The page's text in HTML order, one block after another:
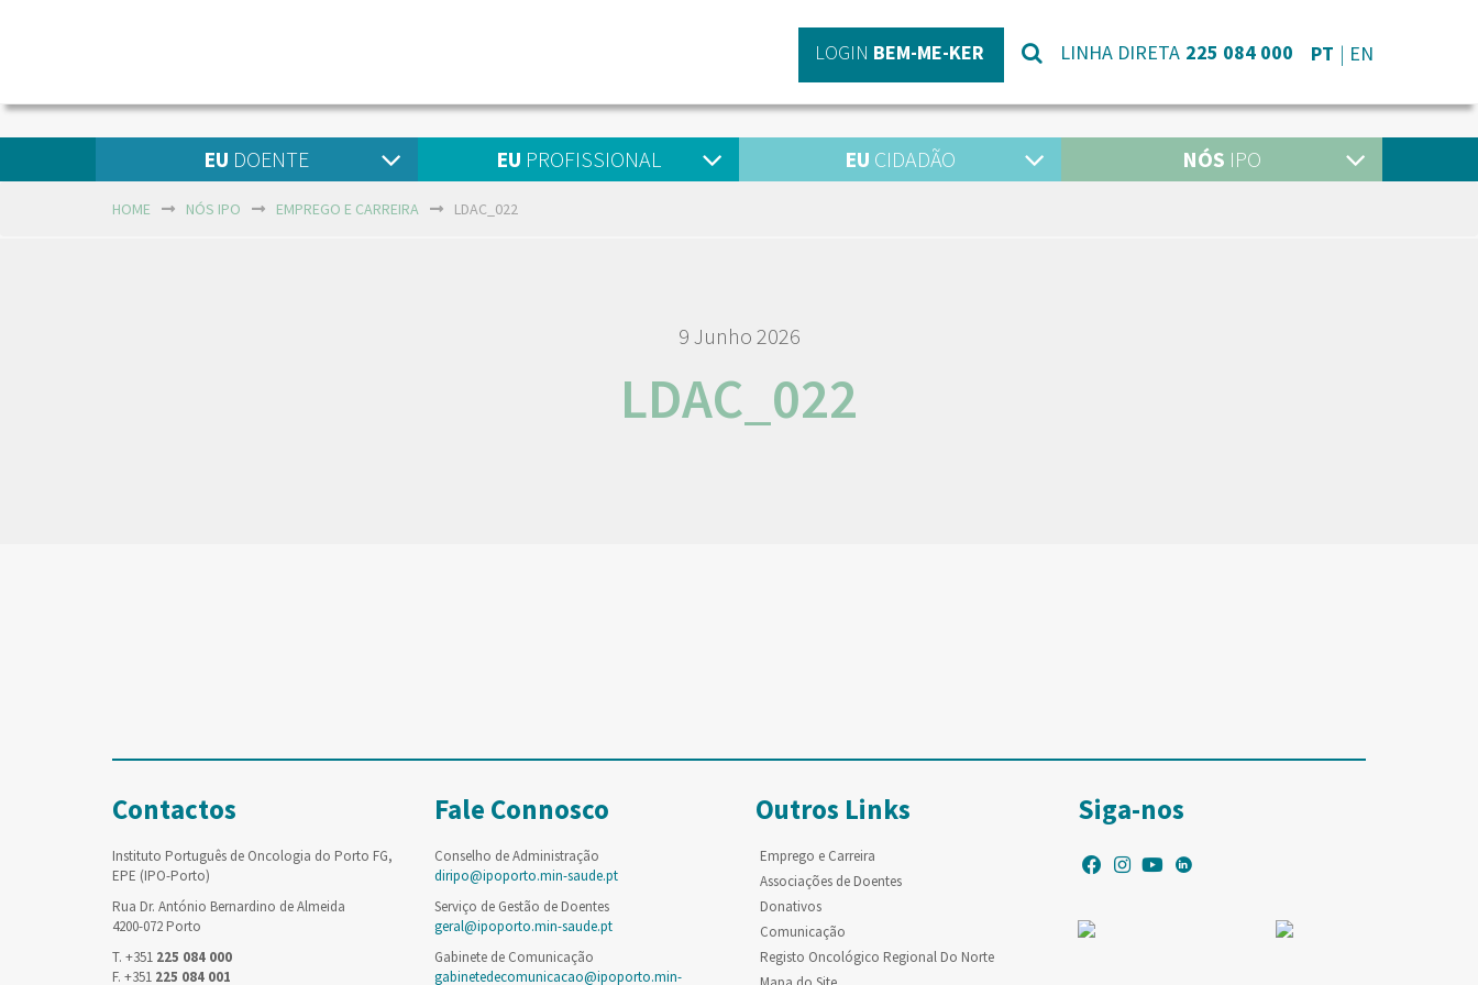
LOGIN BEM-ME-KER LINHA DIRETA 225 084 000 PT EN
EU DOENTE EU PROFISSIONAL EU CIDADÃO NÓS IPO
HOME NÓS IPO EMPREGO E CARREIRA LDAC_022
9 Junho 2026
LDAC_022
Contactos
Instituto Português de Oncologia do Porto FG,
EPE (IPO-Porto)
Rua Dr. António Bernardino de Almeida
4200-072 Porto
T. +351 225 084 000
F. +351 225 084 001
Fale Connosco
Conselho de Administração
diripo@ipoporto.min-saude.pt
Serviço de Gestão de Doentes
geral@ipoporto.min-saude.pt
Gabinete de Comunicação
gabinetedecomunicacao@ipoporto.min-
Outros Links
Emprego e Carreira
Associações de Doentes
Donativos
Comunicação
Registo Oncológico Regional Do Norte
Siga-nos